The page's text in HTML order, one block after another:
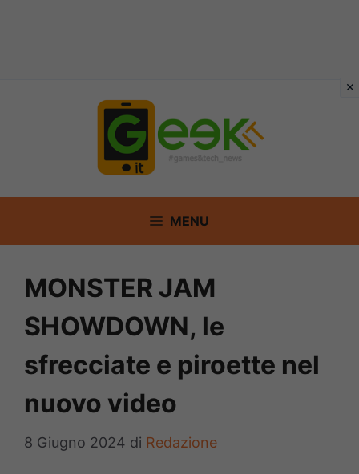
MENU
MONSTER JAM
SHOWDOWN, le
sfrecciate e piroette nel
nuovo video
8 Giugno 2024 di Redazione